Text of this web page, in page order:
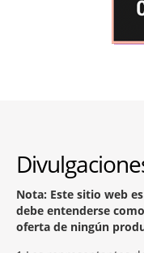
Nota: Este sitio web
debe entenderse
oferta de ningún